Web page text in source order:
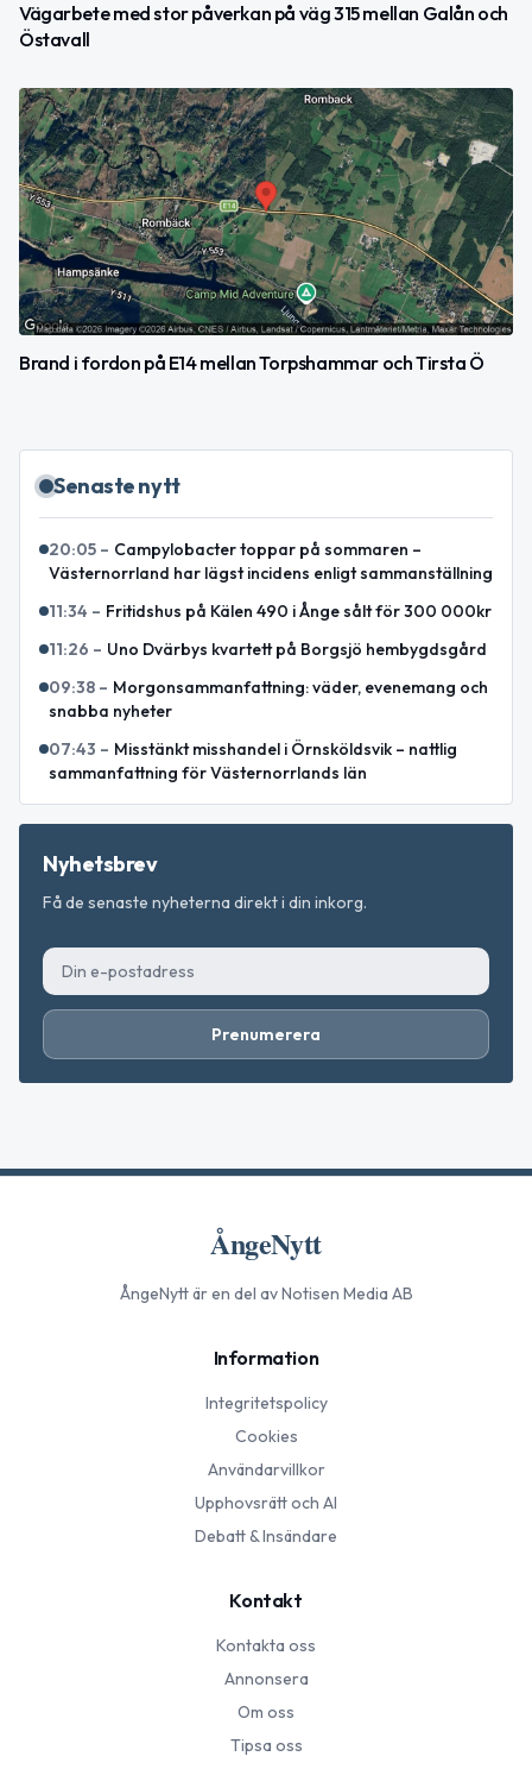
Vägarbete med stor påverkan på väg 315 mellan Galån och
Östavall
Brand i fordon på E14 mellan Torpshammar och Tirsta Ö
Senaste nytt
20:05 – Campylobacter toppar på sommaren –
Västernorrland har lägst incidens enligt sammanställning
11:34 – Fritidshus på Kälen 490 i Ånge sålt för 300 000kr
11:26 – Uno Dvärbys kvartett på Borgsjö hembygdsgård
09:38 – Morgonsammanfattning: väder, evenemang och
snabba nyheter
07:43 – Misstänkt misshandel i Örnsköldsvik – nattlig
sammanfattning för Västernorrlands län
Nyhetsbrev
Få de senaste nyheterna direkt i din inkorg.
Prenumerera
ÅngeNytt
ÅngeNyttär en del av Notisen Media AB
Information
Integritetspolicy
Cookies
Användarvillkor
Upphovsrätt och AI
Debatt & Insändare
Kontakt
Kontakta oss
Annonsera
Om oss
Tipsa oss